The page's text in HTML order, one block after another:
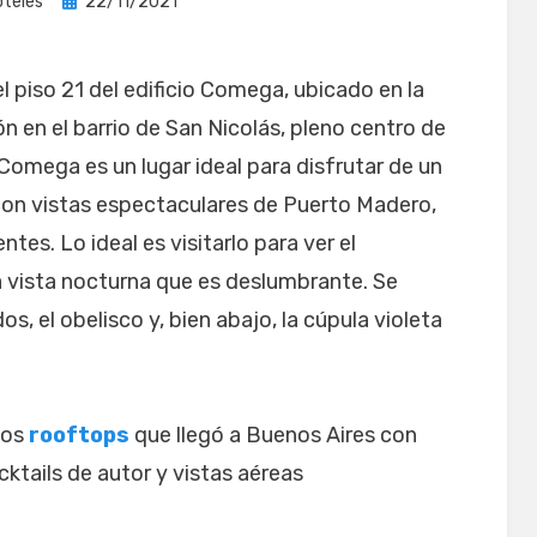
piso 21 del edificio Comega, ubicado en la
en el barrio de San Nicolás, pleno centro de
es un lugar ideal para disfrutar de un
vistas espectaculares de Puerto Madero,
Lo ideal es visitarlo para ver el
nocturna que es deslumbrante. Se
el obelisco y, bien abajo, la cúpula violeta
rooftops que llegó a Buenos Aires con
de autor y vistas aéreas